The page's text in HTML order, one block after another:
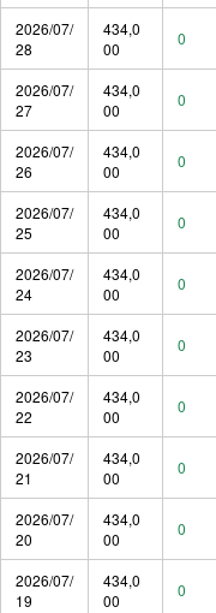
2026/07/
28
434,0
00
0
2026/07/
27
434,0
00
0
2026/07/
26
434,0
00
0
2026/07/
25
434,0
00
0
2026/07/
24
434,0
00
0
2026/07/
23
434,0
00
0
2026/07/
22
434,0
00
0
2026/07/
21
434,0
00
0
2026/07/
20
434,0
00
0
2026/07/
19
434,0
00
0